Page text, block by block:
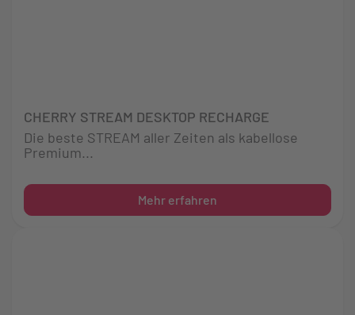
CHERRY STREAM DESKTOP RECHARGE
Die beste STREAM aller Zeiten als kabellose
Premium...
Mehr erfahren